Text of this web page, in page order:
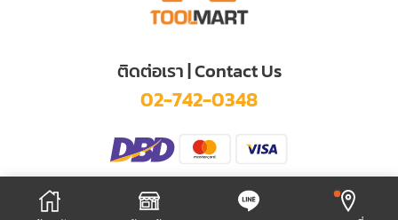
ติดต่อเรา | Contact Us
02-742-0348
© 2025 KITTIKHUN TOOL MART CO., LTD.